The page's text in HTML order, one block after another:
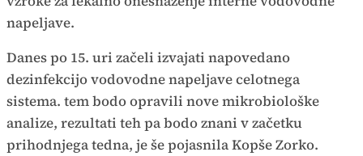
napeljave.
Danes po 15. uri začeli izvajati napovedano
dezinfekcijo vodovodne napeljave celotnega
sistema. tem bodo opravili nove mikrobiološke
analize, rezultati teh pa bodo znani v začetku
prihodnjega tedna, je še pojasnila Kopše Zorko.